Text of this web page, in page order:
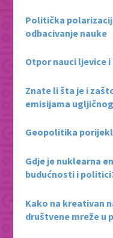
Politička
odbacivanje nauke
Otpor nauci ljevice
Znate li šta je i
emisijama
Geopolitika
Gdje je nuklearna
budućnosti i
Kako na kreativan
društvene mreže u